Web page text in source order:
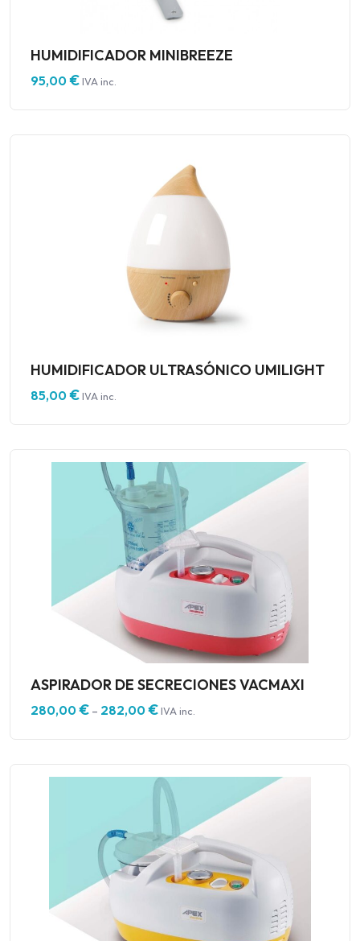
HUMIDIFICADOR MINIBREEZE
95,00€IVA inc.
HUMIDIFICADOR ULTRASÓNICO UMILIGHT
85,00€IVA inc.
ASPIRADOR DE SECRECIONES VACMAXI
280,00€ – 282,00€IVA inc.